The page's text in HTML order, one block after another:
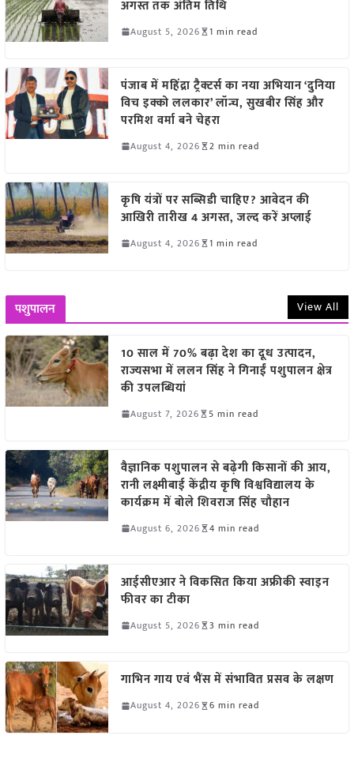
अगस्त तक अंतिम तिथि
August 5, 2026 1 min read
पंजाब में महिंद्रा ट्रैक्टर्स का नया अभियान ‘दुनिया
विच इक्को ललकार’ लॉन्च, सुखबीर सिंह और
परमिश वर्मा बने चेहरा
August 4, 2026 2 min read
कृषि यंत्रों पर सब्सिडी चाहिए? आवेदन की
आखिरी तारीख 4 अगस्त, जल्द करें अप्लाई
August 4, 2026 1 min read
पशुपालन View All
10 साल में 70% बढ़ा देश का दूध उत्पादन,
राज्यसभा में ललन सिंह ने गिनाईं पशुपालन क्षेत्र
की उपलब्धियां
August 7, 2026 5 min read
वैज्ञानिक पशुपालन से बढ़ेगी किसानों की आय,
रानी लक्ष्मीबाई केंद्रीय कृषि विश्वविद्यालय के
कार्यक्रम में बोले शिवराज सिंह चौहान
August 6, 2026 4 min read
आईसीएआर ने विकसित किया अफ्रीकी स्वाइन
फीवर का टीका
August 5, 2026 3 min read
गाभिन गाय एवं भैंस में संभावित प्रसव के लक्षण
August 4, 2026 6 min read